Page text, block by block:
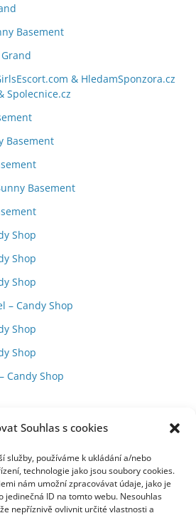
Souhlas s cookies
služby, používáme k ukládání a/nebo
technologie jako jsou soubory cookies.
nám umožní zpracovávat údaje, jako je
jedinečná ID na tomto webu. Nesouhlas
nepříznivě ovlivnit určité vlastnosti a
Basement
& HledamSponzora.cz
Spolecnice.cz
Basement
Basement
Shop
Shop
Shop
– Candy Shop
Shop
Shop
Candy Shop